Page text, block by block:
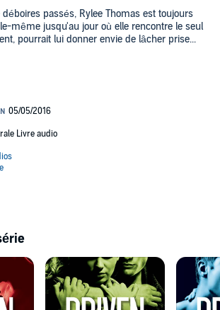
passés, Rylee Thomas est toujours
même jusqu'au jour où elle rencontre le seul
pourrait lui donner envie de lâcher prise...
superbe, arrogant et ténébreux, habitué à
Une histoire d'amour torride entre une
sur le fil du rasoir, qui repousse toujours
limites comme celles des autres.